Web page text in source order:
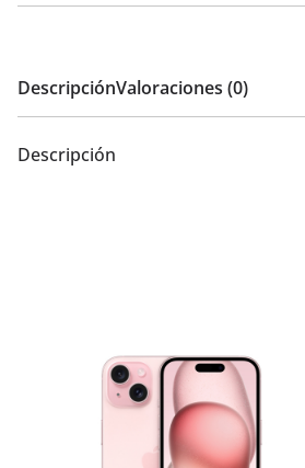
DescripciónValoraciones (0)
Descripción